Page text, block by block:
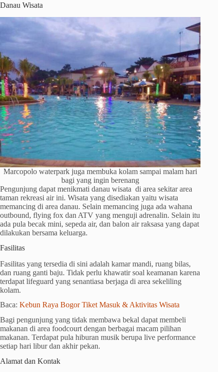
Danau Wisata
Marcopolo waterpark juga membuka kolam sampai malam hari
bagi yang ingin berenang
Pengunjung dapat menikmati danau wisata di area sekitar area
taman rekreasi air ini. Wisata yang disediakan yaitu wisata
memancing di area danau. Selain memancing juga ada wahana
outbound, flying fox dan ATV yang menguji adrenalin. Selain itu
ada pula becak mini, sepeda air, dan balon air raksasa yang dapat
dilakukan bersama keluarga.
Fasilitas
Fasilitas yang tersedia di sini adalah kamar mandi, ruang bilas,
dan ruang ganti baju. Tidak perlu khawatir soal keamanan karena
terdapat lifeguard yang senantiasa berjaga di area sekeliling
kolam.
Baca: Kebun Raya Bogor Tiket Masuk & Aktivitas Wisata
Bagi pengunjung yang tidak membawa bekal dapat membeli
makanan di area foodcourt dengan berbagai macam pilihan
makanan. Terdapat pula hiburan musik berupa live performance
setiap hari libur dan akhir pekan.
Alamat dan Kontak